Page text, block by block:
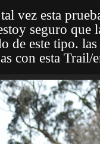
vez esta
seguro que
de este tipo.
con esta Trail/